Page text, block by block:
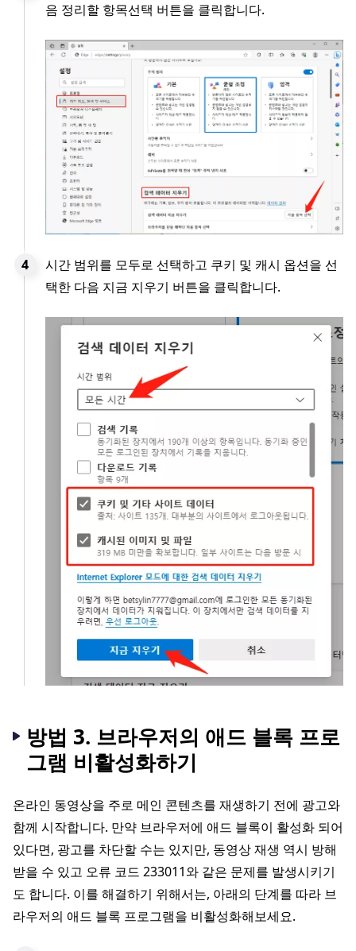
음 정리할 항목선택 버튼을 클릭합니다.
시간 범위를 모두로 선택하고 쿠키 및 캐시 옵션을 선
택한 다음 지금 지우기 버튼을 클릭합니다.
방법 3. 브라우저의 애드 블록 프로
그램 비활성화하기
온라인 동영상을 주로 메인 콘텐츠를 재생하기 전에 광고와
함께 시작합니다. 만약 브라우저에 애드 블록이 활성화 되어
있다면, 광고를 차단할 수는 있지만, 동영상 재생 역시 방해
받을 수 있고 오류 코드 233011와 같은 문제를 발생시키기
도 합니다. 이를 해결하기 위해서는, 아래의 단계를 따라 브
라우저의 애드 블록 프로그램을 비활성화해보세요.